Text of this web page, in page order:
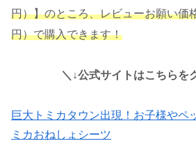
円）】のところ、レビューお願い価
円）で購入できます！
＼↓公式サイトはこちらを
巨大トミカタウン出現！お子様やペ
ミカおねしょシーツ